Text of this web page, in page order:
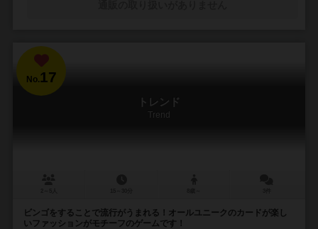
No.17
トレンド
Trend
ビンゴをすることで流行がうまれる！オールユニークのカードが楽し
いファッションがモチーフのゲームです！